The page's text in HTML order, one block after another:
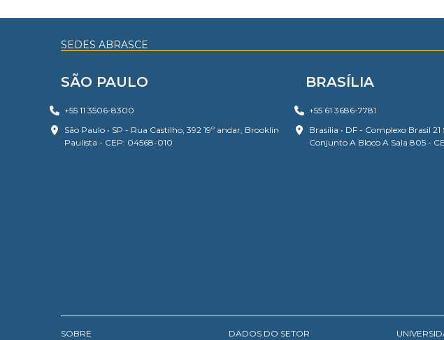
SEDES ABRASCE
SÃO PAULO
+55 11 3506-8300
São Paulo • SP - Rua Castilho, 392 19º andar, Brooklin
Paulista - CEP: 04568-010
BRASÍLIA
+55 61 3686-7781
Brasília • DF - Complexo Brasil
Conjunto A Bloco A Sala 805 -
SOBRE DADOS DO SETOR